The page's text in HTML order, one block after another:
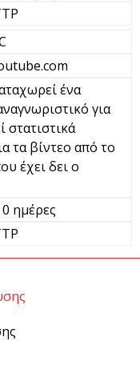
ένα
για
στατιστικά
τα βίντεο από το
έχει δει ο
0 ημέρες